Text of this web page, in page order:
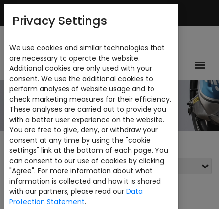
CATALOGO
Filtros
Ver: 24
Privacy Settings
We use cookies and similar technologies that
are necessary to operate the website.
Additional cookies are only used with your
consent. We use the additional cookies to
perform analyses of website usage and to
check marketing measures for their efficiency.
These analyses are carried out to provide you
with a better user experience on the website.
You are free to give, deny, or withdraw your
consent at any time by using the "cookie
settings" link at the bottom of each page. You
can consent to our use of cookies by clicking
"Agree". For more information about what
information is collected and how it is shared
with our partners, please read our Data
Protection Statement.